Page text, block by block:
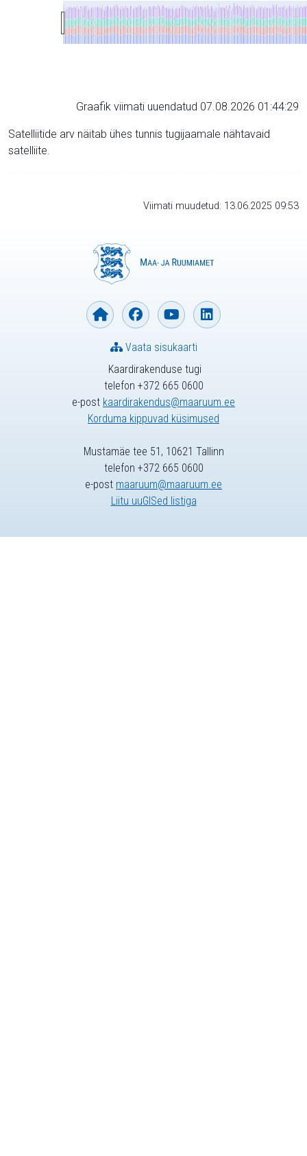
Graafik viimati uuendatud 07.08.2026 01:44:29
Satelliitide arv näitab ühes tunnis tugijaamale nähtavaid
satelliite.
Viimati muudetud: 13.06.2025 09:53
Kaardirakenduse tugi
telefon +372 665 0600
e-post kaardirakendus@maaruum.ee
Korduma kippuvad küsimused
Vaata sisukaarti
Mustamäe tee 51, 10621 Tallinn
telefon +372 665 0600
e-post maaruum@maaruum.ee
Liitu uuGISed listiga